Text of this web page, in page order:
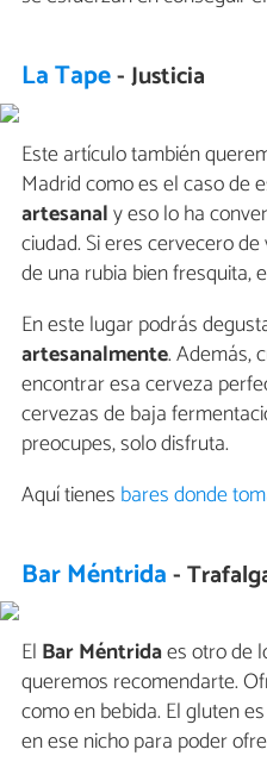
La Tape- Justicia
Este artículo también
Madrid como es el caso de
artesanaly eso lo ha
ciudad. Si eres cervecero
de una rubia bien fresquita,
En este lugar podrás
artesanalmente. Además,
encontrar esa cerveza
cervezas de baja
preocupes, solo disfruta.
Aquí tienes bares donde
Bar Méntrida-
El Bar Méntridaes otro de
queremos recomendarte.
como en bebida. El gluten
en ese nicho para poder